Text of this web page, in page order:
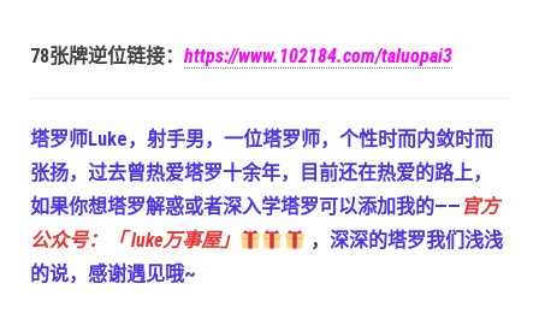
78张牌逆位链接： https://www.102184.com/taluopai3
塔罗师Luke，射手男，一位塔罗师，个性时而内敛时而
张扬，过去曾热爱塔罗十余年，目前还在热爱的路上，
如果你想塔罗解惑或者深入学塔罗可以添加我的—— 官方
公众号：「 luke万事屋」
， 深深的塔罗我们浅浅
的说，感谢遇见哦~